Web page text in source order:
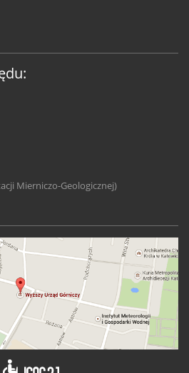
Mierniczo-Geologicznej)